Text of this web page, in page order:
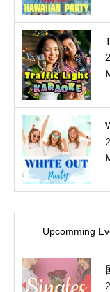
Upcomming